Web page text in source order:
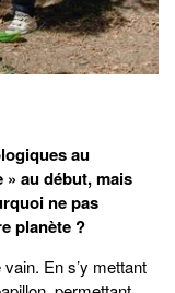
au
au début, mais
ne pas
planète ?
En s’y mettant